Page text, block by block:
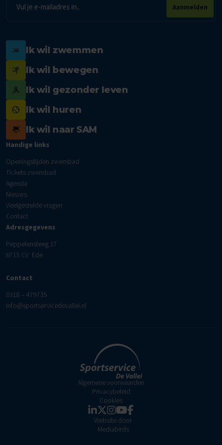
mailadres
Aanmelden
Ik wil zwemmen
Ik wil bewegen
Ik wil gezonder leven
Ik wil huren
Ik wil naar SAM
Handige links
Openingstijden zwembad
Tickets zwembad
Agenda
Nieuws
Veelgestelde vragen
Contact
Adresgegevens
Peppelensteeg 17
6715 CV Ede
Contact
0318 – 479735
info@sportservicedevallei.nl
Algemene voorwaarden
Privacybeleid
Cookies
Website door
Mediabirds